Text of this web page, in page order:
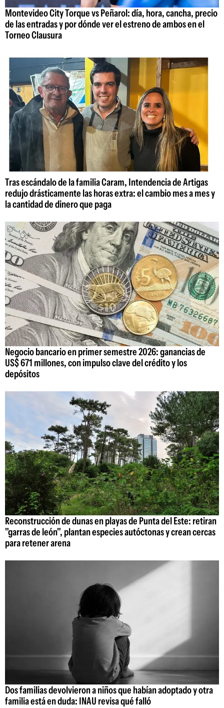
Montevideo City Torque vs Peñarol: día, hora, cancha, precio
de las entradas y por dónde ver el estreno de ambos en el
Torneo Clausura
Tras escándalo de la familia Caram, Intendencia de Artigas
redujo drásticamente las horas extra: el cambio mes a mes y
la cantidad de dinero que paga
Negocio bancario en primer semestre 2026: ganancias de
US$ 671 millones, con impulso clave del crédito y los
depósitos
Reconstrucción de dunas en playas de Punta del Este: retiran
"garras de león", plantan especies autóctonas y crean cercas
para retener arena
Dos familias devolvieron a niños que habían adoptado y otra
familia está en duda: INAU revisa qué falló